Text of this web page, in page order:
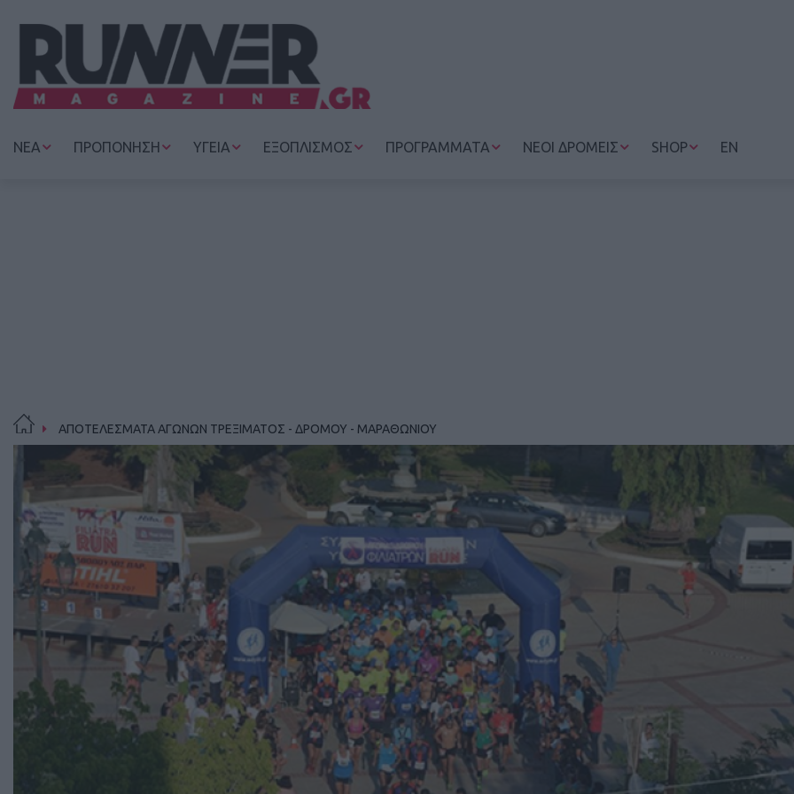
ΝΕΑ ΠΡΟΠΟΝΗΣΗ ΥΓΕΙΑ ΕΞΟΠΛΙΣΜΟΣ ΠΡΟΓΡΑΜΜΑΤΑ ΝΕΟΙ ΔΡΟΜΕΙΣ SHOP EN
ΑΠΟΤΕΛΕΣΜΑΤΑ ΑΓΩΝΩΝ ΤΡΕΞΙΜΑΤΟΣ - ΔΡΟΜΟΥ - ΜΑΡΑΘΩΝΙΟΥ